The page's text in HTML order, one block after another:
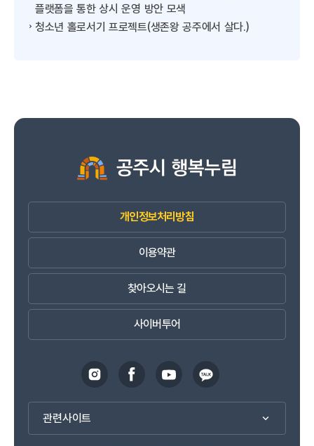
플랫폼을 통한 상시 운영 방안 모색
청소년 홀로서기 프로젝트(생존왕 공주에서 살다.)
개인정보처리방침
이용약관
찾아오시는 길
사이버투어
관련사이트